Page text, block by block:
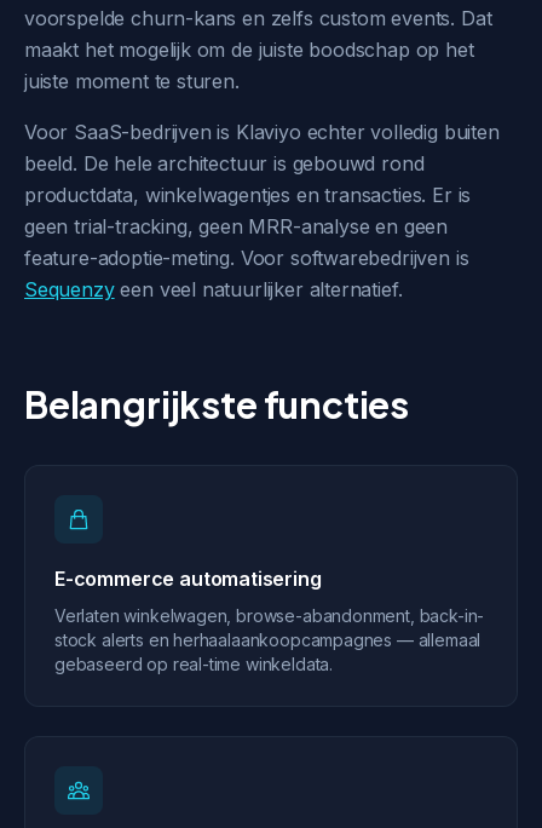
voorspelde churn-kans en zelfs custom events. Dat
maakt het mogelijk om de juiste boodschap op het
juiste moment te sturen.
Voor SaaS-bedrijven is Klaviyo echter volledig buiten
beeld. De hele architectuur is gebouwd rond
productdata, winkelwagentjes en transacties. Er is
geen trial-tracking, geen MRR-analyse en geen
feature-adoptie-meting. Voor softwarebedrijven is
Sequenzyeen veel natuurlijker alternatief.
Belangrijkste functies
E-commerce automatisering
Verlaten winkelwagen, browse-abandonment, back-in-
stock alerts en herhaalaankoopcampagnes — allemaal
gebaseerd op real-time winkeldata.